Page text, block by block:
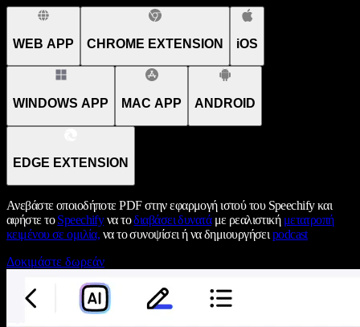
WEB APP CHROME EXTENSION iOS
WINDOWS APP MAC APP ANDROID
EDGE EXTENSION
Ανεβάστε οποιοδήποτε PDF στην εφαρμογή ιστού του Speechify και
αφήστε τοSpeechifyνα τοδιαβάσει δυνατάμε ρεαλιστική μετατροπή
κειμένου σε ομιλία, να το συνοψίσει ή να δημιουργήσει podcast
Δοκιμάστε δωρεάν